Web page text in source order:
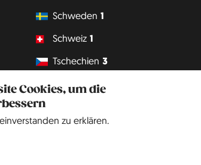
Cookies, um die
zu erklären.
Schweden 1
Schweiz 1
Tschechien 3
Vatikanstadt
Website